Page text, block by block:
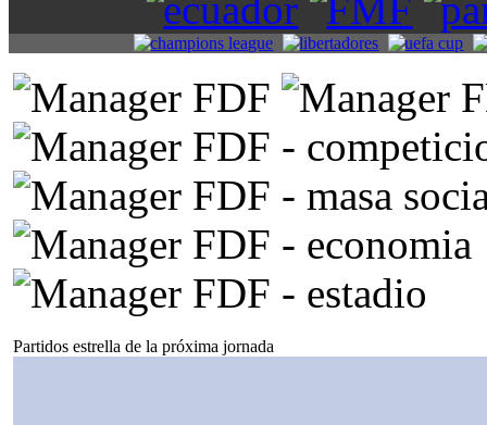
Partidos estrella de la próxima jornada